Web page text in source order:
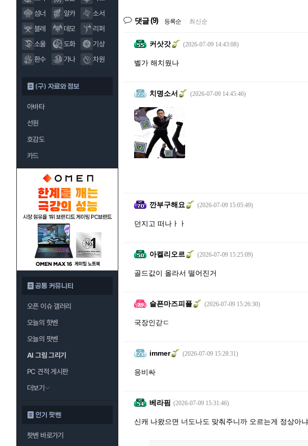
섬너
알카
소서
블레
데모
리퍼
소울
도화
기상
환수
가나 차원
(구) 자료와 정보
아바타
선원
호감도
카드
공통 커뮤니티
오픈 이슈 갤러리
오늘의 핫벤
오늘의 팟벤
AI 그림 그리기
PC 견적 게시판
더보기
인기 팟벤
팟벤 바로가기
댓글(9) 등록순 최신순
커삿갓 (2026-07-09 14:43:08)
벨가 해치웠나
치명소서 (2026-07-09 14:45:46)
깐부구해요 (2026-07-09 15:05:49)
던지고 떠나ㅏㅏ
아켈리오르 (2026-07-09 15:25:09)
골드값이 올라서 떨어진거
슬픈마즈피플 (2026-07-09 15:26:30)
국장인갇ㄷ
immer (2026-07-09 15:28:31)
응비싸
베라핌 (2026-07-09 15:31:46)
신캐 나왔으면 너도나도 맞춰주니까 오르는게 정상아